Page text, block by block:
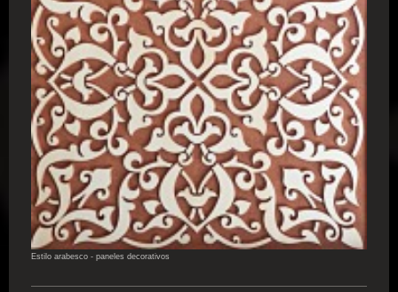
Estilo arabesco - paneles decorativos